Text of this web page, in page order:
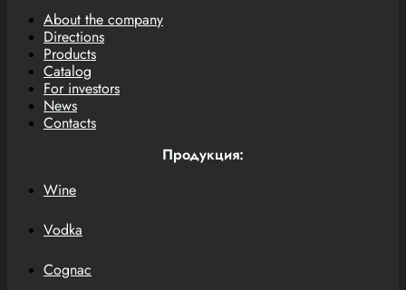
About the company
Directions
Products
Catalog
For investors
News
Contacts
Продукция:
Wine
Vodka
Cognac